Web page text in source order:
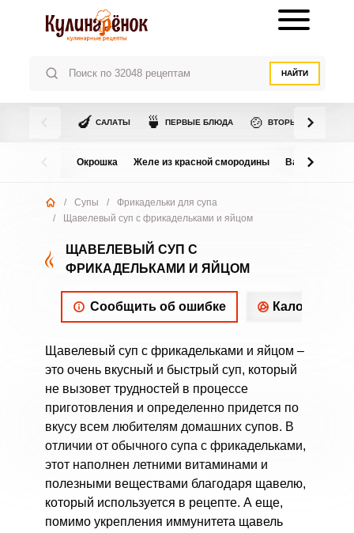
НАЙТИ
🍆 САЛАТЫ 🍵 ПЕРВЫЕ БЛЮДА 🍲 ВТОРЫЕ БЛЮДА
Окрошка Желе из красной смородины Варенье из
/ Супы /
Фрикадельки для супа
/
Щавелевый суп с фрикадельками и яйцом
ЩАВЕЛЕВЫЙ СУП С
ФРИКАДЕЛЬКАМИ И ЯЙЦОМ
Сообщить об ошибке
Щавелевый суп с фрикадельками и яйцом –
это очень вкусный и быстрый суп, который
не вызовет трудностей в процессе
приготовления и определенно придется по
вкусу всем любителям домашних супов. В
отличии от обычного супа с фрикадельками,
этот наполнен летними витаминами и
полезными веществами благодаря щавелю,
который используется в рецепте. А еще,
помимо укрепления иммунитета щавель